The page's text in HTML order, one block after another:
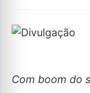
Com boom do